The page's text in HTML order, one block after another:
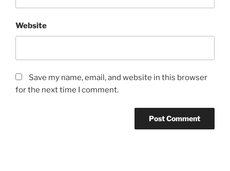
Website
Save my name, email, and website in this browser
for the next time I comment.